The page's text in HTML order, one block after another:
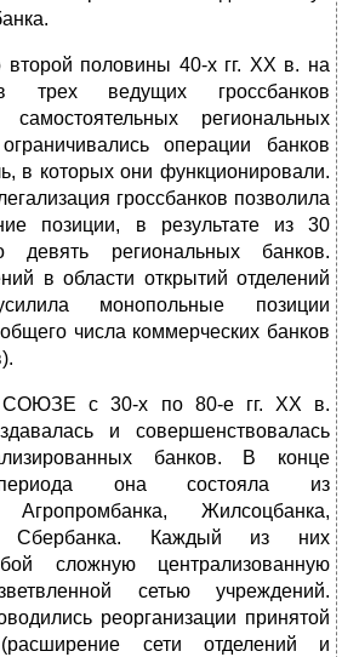
половины 40-х гг. XX в. на
трех ведущих гроссбанков
региональных
операции банков
в которых они функционировали.
гроссбанков позволила
позиции, в результате из 30
девять региональных банков.
в области открытий отделений
монопольные позиции
числа коммерческих банков
с 30-х по 80-е гг. XX в.
и совершенствовалась
банков. В конце
периода она состояла из
Агропромбанка, Жилсоцбанка,
Сбербанка. Каждый из них
сложную централизованную
сетью учреждений.
реорганизации принятой
(расширение сети отделений и